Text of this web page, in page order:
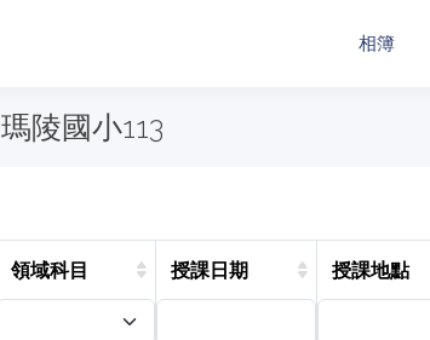
相簿
瑪陵國小113
領域科目 授課日期 授課地點